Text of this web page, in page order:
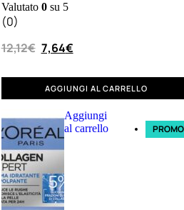
Valutato 0su 5
(0)
12,12€ 7,64€
AGGIUNGI AL CARRELLO
Aggiungi
al carrello
PROMO